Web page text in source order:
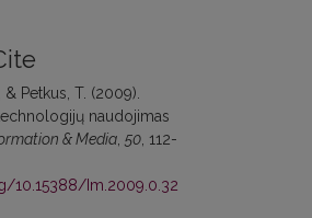
& Petkus, T. (2009).
naudojimas
& Media 50 , 112-
10.15388/Im.2009.0.32